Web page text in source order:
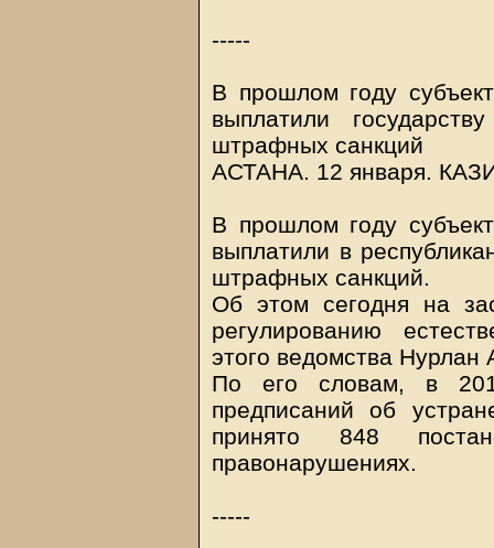
-----
В прошлом году
выплатили
штрафных санкций
АСТАНА. 12 января.
В прошлом году
выплатили в
штрафных санкций.
Об этом сегодня на
регулированию
этого ведомства Нурлан
По его словам, в
предписаний об
принято 848
правонарушениях.
-----